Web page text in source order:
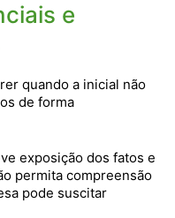
e
quando a inicial não
de forma
exposição dos fatos e
permita compreensão
pode suscitar